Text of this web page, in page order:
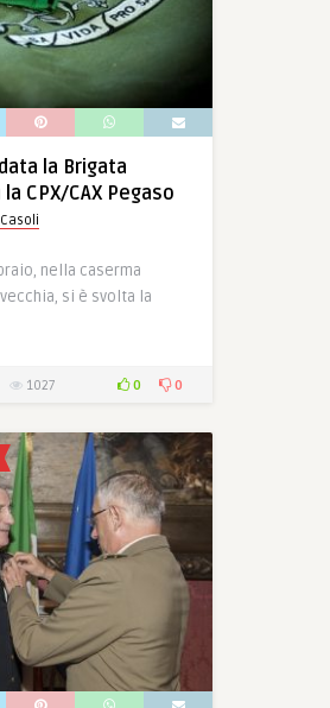
la Brigata
CPX/CAX Pegaso
nella caserma
si è svolta la
1027 0 0